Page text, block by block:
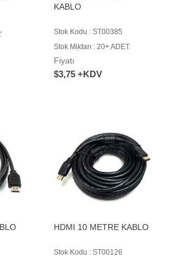
KABLO
Stok Kodu : ST00385
Stok Miktarı : 20+ ADET
Fiyatı
$3,75 +KDV
HDMI 10 METRE KABLO
Stok Kodu : ST00126